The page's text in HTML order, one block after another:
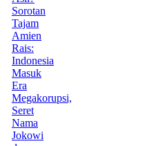
Sorotan
Tajam
Amien
Rais:
Indonesia
Masuk
Era
Megakorupsi,
Seret
Nama
Jokowi